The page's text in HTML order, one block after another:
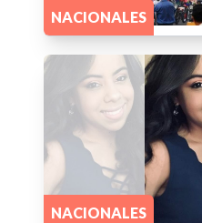
NACIONALES
NACIONALES